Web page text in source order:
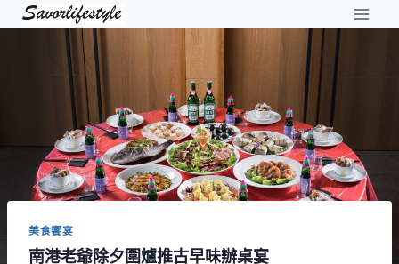
Skip
美食饗宴
南港老爺除夕圍爐推古早味辦桌宴